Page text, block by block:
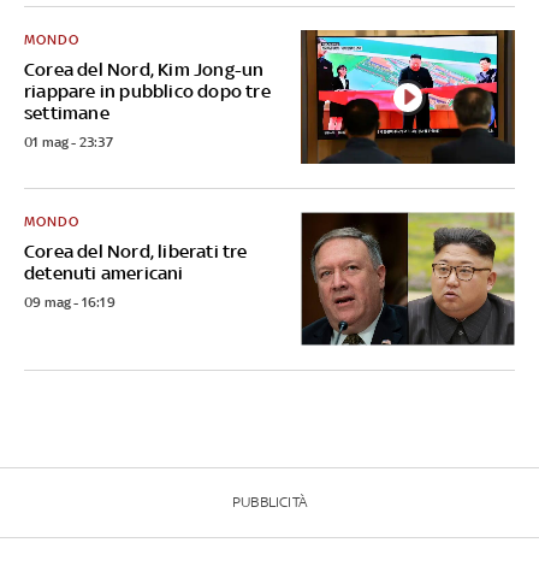
Corea del Nord, Kim Jong-un
riappare in pubblico dopo tre
settimane
MONDO
01 mag - 23:37
Corea del Nord, liberati tre
detenuti americani
MONDO
09 mag - 16:19
PUBBLICITÀ